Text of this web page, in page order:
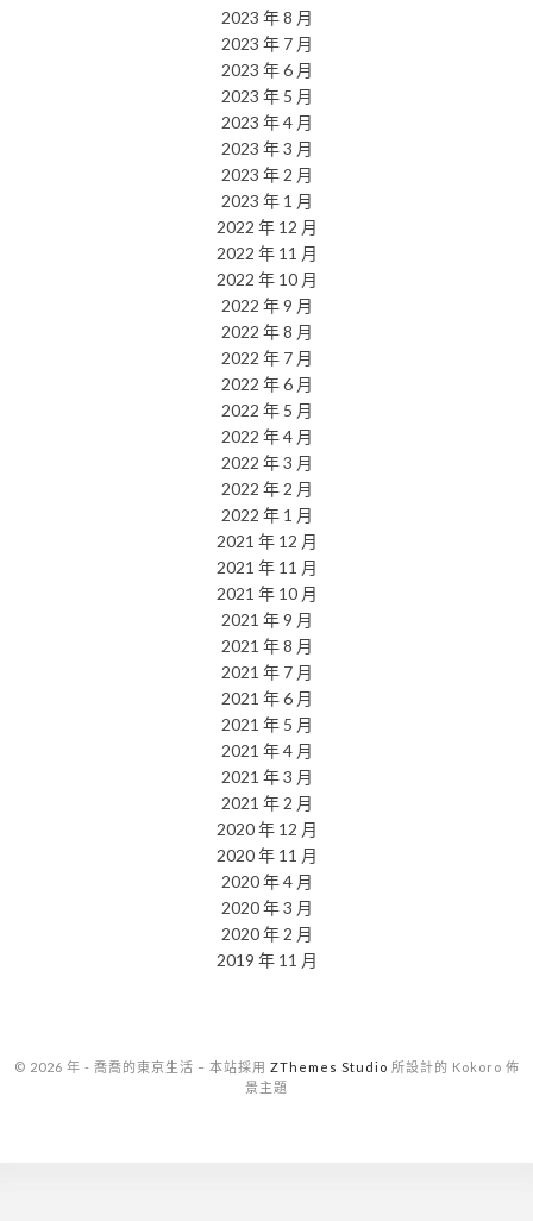
2023 年 8 月
2023 年 7 月
2023 年 6 月
2023 年 5 月
2023 年 4 月
2023 年 3 月
2023 年 2 月
2023 年 1 月
2022 年 12 月
2022 年 11 月
2022 年 10 月
2022 年 9 月
2022 年 8 月
2022 年 7 月
2022 年 6 月
2022 年 5 月
2022 年 4 月
2022 年 3 月
2022 年 2 月
2022 年 1 月
2021 年 12 月
2021 年 11 月
2021 年 10 月
2021 年 9 月
2021 年 8 月
2021 年 7 月
2021 年 6 月
2021 年 5 月
2021 年 4 月
2021 年 3 月
2021 年 2 月
2020 年 12 月
2020 年 11 月
2020 年 4 月
2020 年 3 月
2020 年 2 月
2019 年 11 月
© 2026 年 - 喬喬的東京生活 – 本站採用 ZThemes Studio 所設計的 Kokoro 佈
景主題